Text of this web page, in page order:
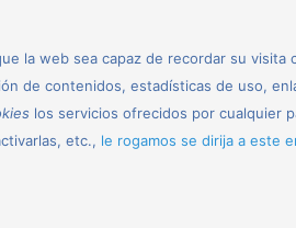
la web sea capaz de recordar su visita
de contenidos, estadísticas de uso,
los servicios ofrecidos por cualquier
etc., le rogamos se dirija a este